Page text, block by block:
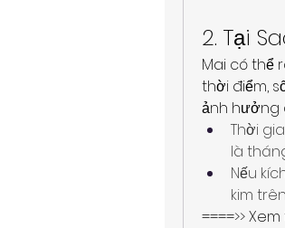
2. Tại
Mai có thể
thời điểm,
ảnh hưởng
Thời
là tháng
Nếu
kim
====>>